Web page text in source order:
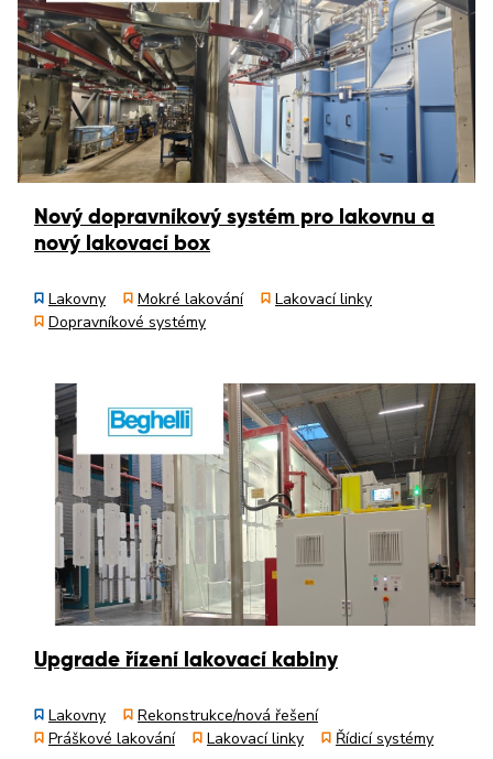
Nový dopravníkový systém pro lakovnu a
nový lakovací box
Lakovny Mokré lakování
Lakovací linky
Dopravníkové systémy
Upgrade řízení lakovací kabiny
Lakovny
Rekonstrukce/nová řešení
Práškové lakování
Lakovací linky Řídicí systémy